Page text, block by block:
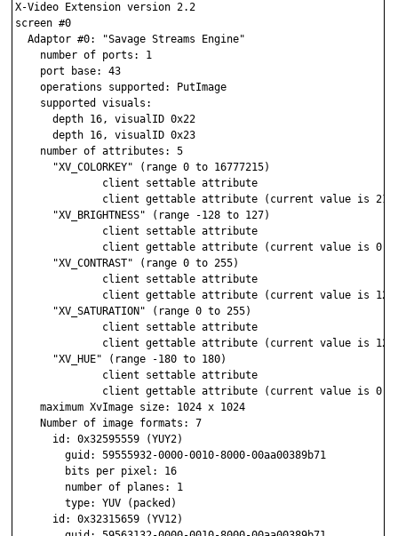
X-Video Extension version 2.2
screen #0
  Adaptor #0: "Savage Streams Engine"
    number of ports: 1
    port base: 43
    operations supported: PutImage
    supported visuals:
      depth 16, visualID 0x22
      depth 16, visualID 0x23
    number of attributes: 5
      "XV_COLORKEY" (range 0 to 16777215)
              client settable attribute
client gettable attribute (current value is
      "XV_BRIGHTNESS" (range -128 to 127)
              client settable attribute
              client gettable attribute (current value is 0)
      "XV_CONTRAST" (range 0 to 255)
              client settable attribute
client gettable attribute (current value is
      "XV_SATURATION" (range 0 to 255)
              client settable attribute
client gettable attribute (current value is
      "XV_HUE" (range -180 to 180)
              client settable attribute
              client gettable attribute (current value is 0)
    maximum XvImage size: 1024 x 1024
    Number of image formats: 7
      id: 0x32595559 (YUY2)
        guid: 59555932-0000-0010-8000-00aa00389b71
        bits per pixel: 16
        number of planes: 1
        type: YUV (packed)
      id: 0x32315659 (YV12)